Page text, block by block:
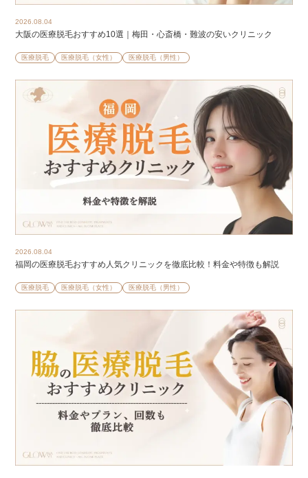
2026.08.04
大阪の医療脱毛おすすめ10選｜梅田・心斎橋・難波の安いクリニック
医療脱毛 医療脱毛（女性） 医療脱毛（男性）
2026.08.04
福岡の医療脱毛おすすめ人気クリニックを徹底比較！料金や特徴も解説
医療脱毛 医療脱毛（女性） 医療脱毛（男性）